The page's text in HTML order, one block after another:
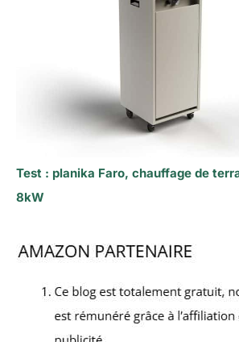
Test : planika Faro, chauffage de
8kW